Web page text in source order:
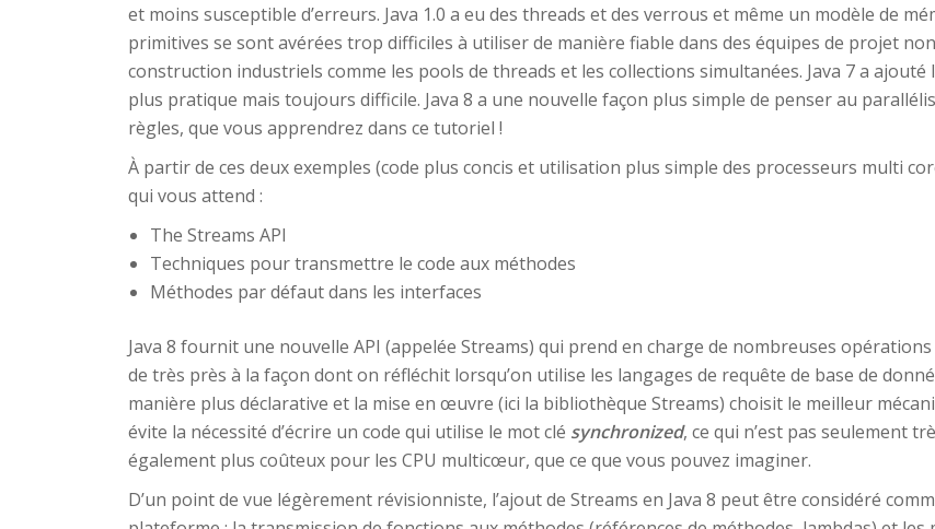
et moins susceptible d’erreurs. Java 1.0 a eu des threads et des verrous et même un modèle de
primitives se sont avérées trop difficiles à utiliser de manière fiable dans des équipes de projet
construction industriels comme les pools de threads et les collections simultanées. Java 7 a
plus pratique mais toujours difficile. Java 8 a une nouvelle façon plus simple de penser au
règles, que vous apprendrez dans ce tutoriel !
À partir de ces deux exemples (code plus concis et utilisation plus simple des processeurs multi
qui vous attend :
The Streams API
Techniques pour transmettre le code aux méthodes
Méthodes par défaut dans les interfaces
Java 8 fournit une nouvelle API (appelée Streams) qui prend en charge de nombreuses
de très près à la façon dont on réfléchit lorsqu’on utilise les langages de requête de base de
manière plus déclarative et la mise en œuvre (ici la bibliothèque Streams) choisit le meilleur
évite la nécessité d’écrire un code qui utilise le mot clé synchronized, ce qui n’est pas seulement
également plus coûteux pour les CPU multicœur, que ce que vous pouvez imaginer.
D’un point de vue légèrement révisionniste, l’ajout de Streams en Java 8 peut être considéré